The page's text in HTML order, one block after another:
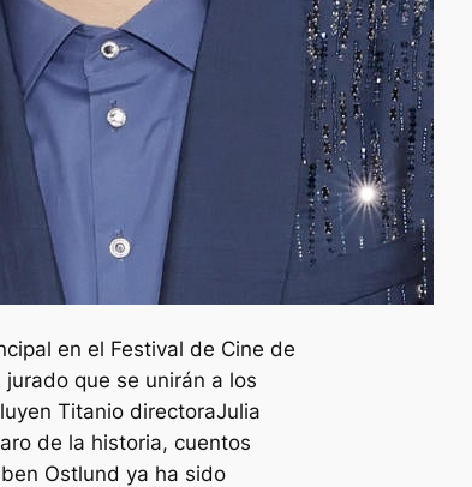
en el Festival de Cine de
que se unirán a los
Titanio directoraJulia
de la historia, cuentos
Ostlund ya ha sido